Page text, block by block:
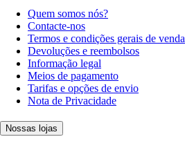
Quem somos nós?
Contacte-nos
Termos e condições gerais de venda
Devoluções e reembolsos
Informação legal
Meios de pagamento
Tarifas e opções de envio
Nota de Privacidade
Nossas lojas